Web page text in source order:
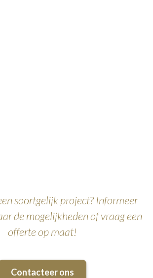
soortgelijk project? Informeer
de mogelijkheden of vraag een
offerte op maat!
Contacteer ons